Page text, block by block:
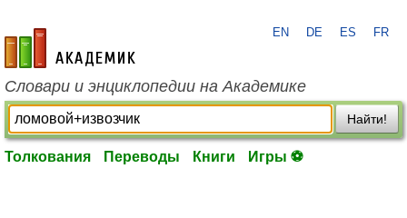
academic.ru
EN DE ES FR
Словари и энциклопедии на Академике
Найти!
Толкования Переводы Книги Игры ⚽